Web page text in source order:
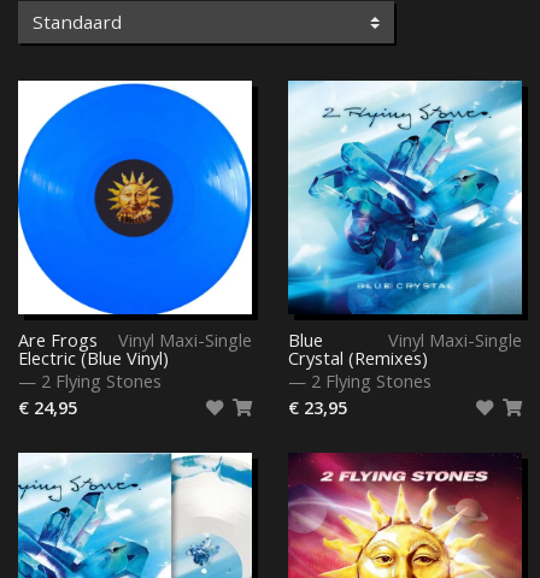
Vinyl Maxi-Single
Are Frogs
Electric (Blue Vinyl)
— 2 Flying Stones
€ 24,95
Vinyl Maxi-Single
Blue
Crystal (Remixes)
— 2 Flying Stones
€ 23,95